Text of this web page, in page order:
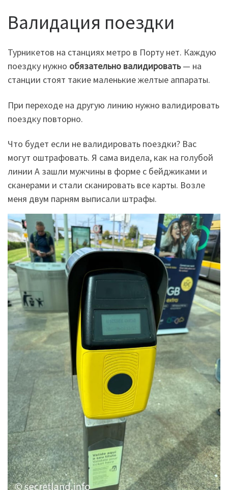
Валидация поездки
Турникетов на станциях метро в Порту нет. Каждую
поездку нужно обязательно валидировать— на
станции стоят такие маленькие желтые аппараты.
При переходе на другую линию нужно валидировать
поездку повторно.
Что будет если не валидировать поездки? Вас
могут оштрафовать. Я сама видела, как на голубой
линии А зашли мужчины в форме с бейджиками и
сканерами и стали сканировать все карты. Возле
меня двум парням выписали штрафы.